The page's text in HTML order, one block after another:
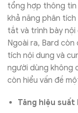
tổng hợp thông tin
khả năng phân
tắt và trình bày nội
Ngoài ra, Bard
tích nội dung và
người dùng không
còn hiểu vấn đề
Tăng hiệu suất